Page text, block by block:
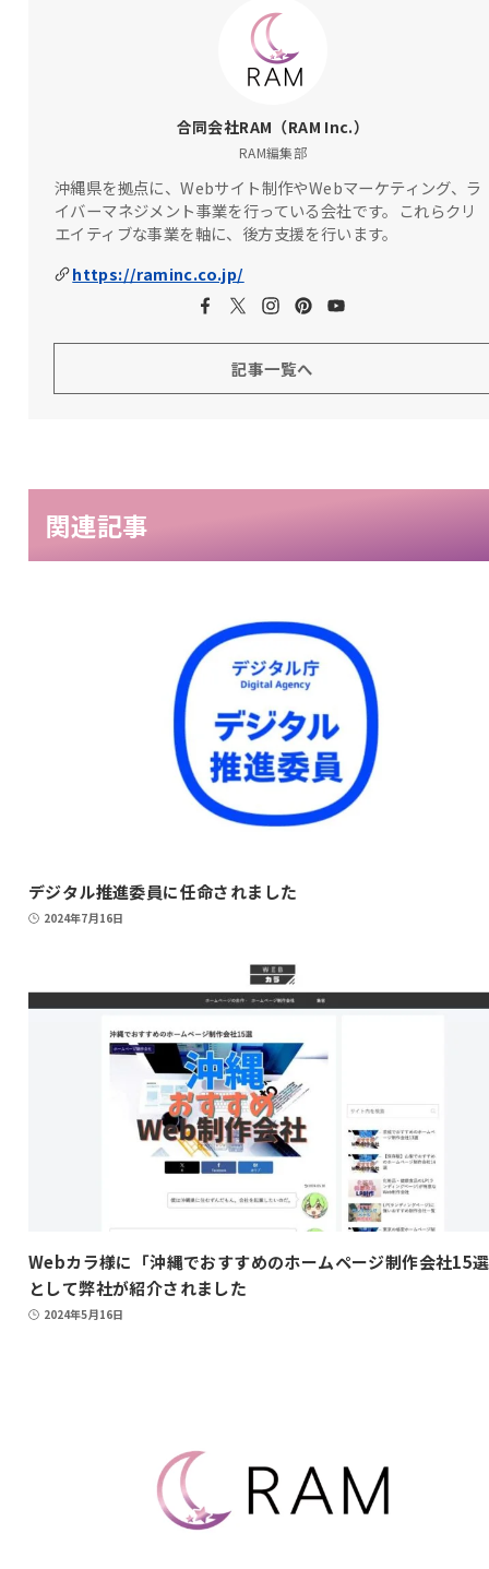
合同会社RAM（RAM Inc.）
RAM編集部
沖縄県を拠点に、Webサイト制作やWebマーケティング、ラ
イバーマネジメント事業を行っている会社です。これらクリ
エイティブな事業を軸に、後方支援を行います。
https://raminc.co.jp/
記事一覧へ
関連記事
デジタル推進委員に任命されました
2024年7月16日
Webカラ様に「沖縄でおすすめのホームページ制作会社15
として弊社が紹介されました
2024年5月16日